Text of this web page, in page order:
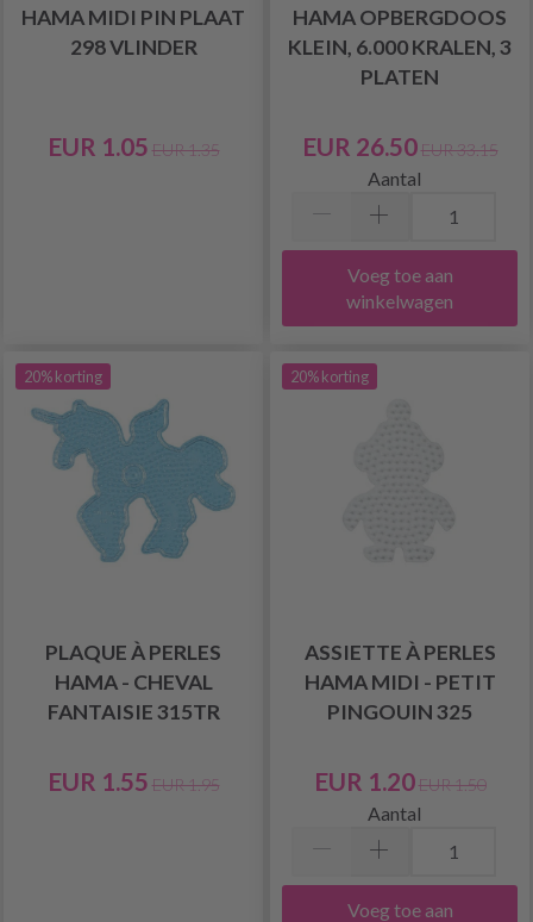
HAMA MIDI PIN PLAAT
298 VLINDER
EUR 1.05 EUR 1.35
HAMA OPBERGDOOS
KLEIN, 6.000 KRALEN, 3
PLATEN
EUR 26.50 EUR 33.15
Aantal
Voeg toe aan
winkelwagen
20% korting
PLAQUE À PERLES
HAMA - CHEVAL
FANTAISIE 315TR
EUR 1.55 EUR 1.95
20% korting
ASSIETTE À PERLES
HAMA MIDI - PETIT
PINGOUIN 325
EUR 1.20 EUR 1.50
Aantal
Voeg toe aan